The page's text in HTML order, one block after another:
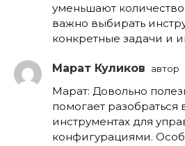
уменьшают
важно выбирать
конкретные задачи и
Марат Куликов автор
Марат: Довольно
помогает разобраться
инструментах для
конфигурациями.